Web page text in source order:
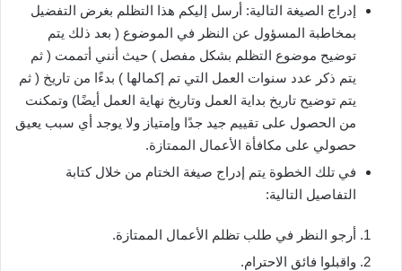
إدراج الصيغة التالية: أرسل إليكم هذا التظلم بغرض التفضيل
بمخاطبة المسؤول عن النظر في الموضوع ( بعد ذلك يتم
توضيح موضوع التظلم بشكل مفصل ) حيث أنني أتممت ( ثم
يتم ذكر عدد سنوات العمل التي تم إكمالها ) بدءًا من تاريخ ( ثم
يتم توضيح تاريخ بداية العمل وتاريخ نهاية العمل أيضًا) وتمكنت
من الحصول على تقييم جيد جدًا وإمتياز ولا يوجد أي سبب يعيق
حصولي على مكافأة الأعمال الممتازة.
في تلك الخطوة يتم إدراج صيغة الختام من خلال كتابة
التفاصيل التالية:
أرجو النظر في طلب تظلم الأعمال الممتازة.
واقبلوا فائق الاحترام.